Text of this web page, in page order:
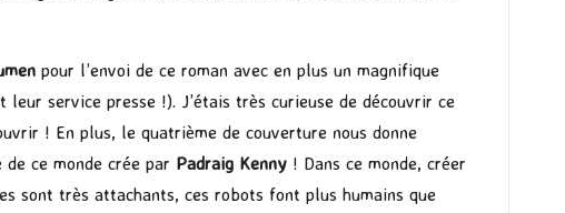
pour l’envoi de ce roman avec en plus un magnifique
service presse !). J’étais très curieuse de découvrir ce
! En plus, le quatrième de couverture nous donne
ce monde crée par Padraig Kenny ! Dans ce monde, créer
sont très attachants, ces robots font plus humains que